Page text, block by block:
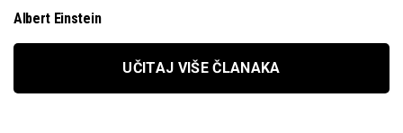
Albert Einstein
UČITAJ VIŠE ČLANAKA